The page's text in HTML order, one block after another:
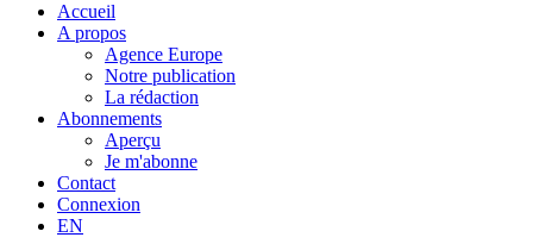
Accueil
A propos
Agence Europe
Notre publication
La rédaction
Abonnements
Aperçu
Je m'abonne
Contact
Connexion
EN